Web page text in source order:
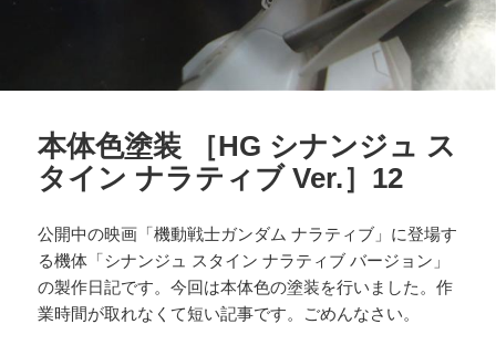
本体色塗装 ［HG シナンジュ ス
タイン ナラティブ Ver.］12
公開中の映画「機動戦士ガンダム ナラティブ」に登場す
る機体「シナンジュ スタイン ナラティブ バージョン」
の製作日記です。今回は本体色の塗装を行いました。作
業時間が取れなくて短い記事です。ごめんなさい。